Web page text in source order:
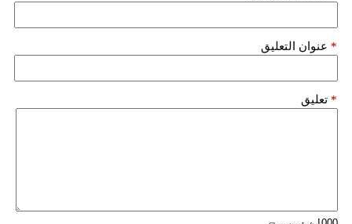
عنوان التعليق *
تعليق *